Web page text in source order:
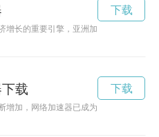
增长的重要引擎，亚洲加速器扮演着推
下载
载
增加，网络加速器已成为许多人提高网
下载